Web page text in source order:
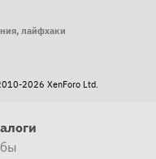
лайфхаки
2026 XenForo Ltd.